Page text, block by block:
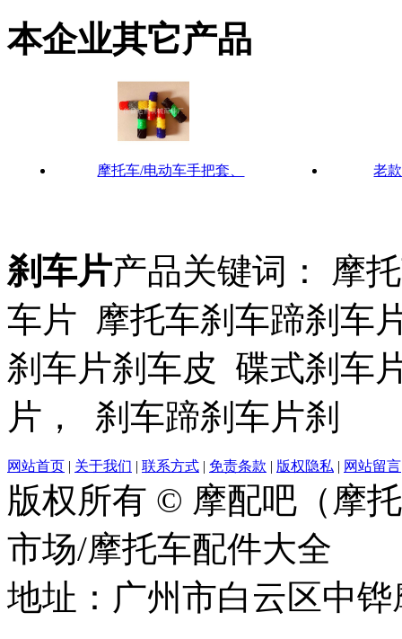
本企业其它产品
摩托车/电动车手把套、 老
刹车片产品关键词： 摩
车片 摩托车刹车蹄刹车
刹车片刹车皮 碟式刹车
片， 刹车蹄刹车片刹
网站首页 | 关于我们 | 联系方式 | 免责条款 | 版权隐私 | 网站留言
版权所有 © 摩配吧（摩
市场/摩托车配件大全
地址：广州市白云区中